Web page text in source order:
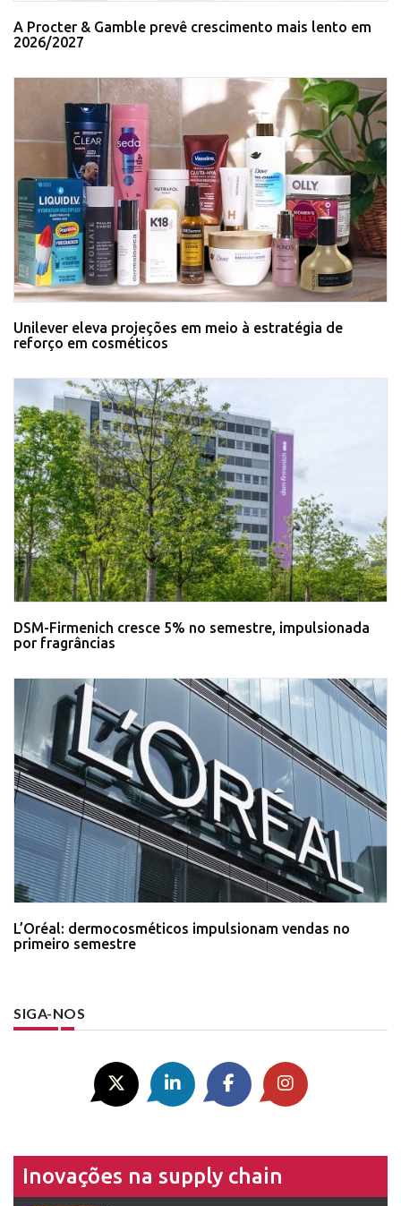
A Procter & Gamble prevê crescimento mais lento em
2026/2027
Unilever eleva projeções em meio à estratégia de
reforço em cosméticos
DSM-Firmenich cresce 5% no semestre, impulsionada
por fragrâncias
L’Oréal: dermocosméticos impulsionam vendas no
primeiro semestre
SIGA-NOS
Inovações na supply chain